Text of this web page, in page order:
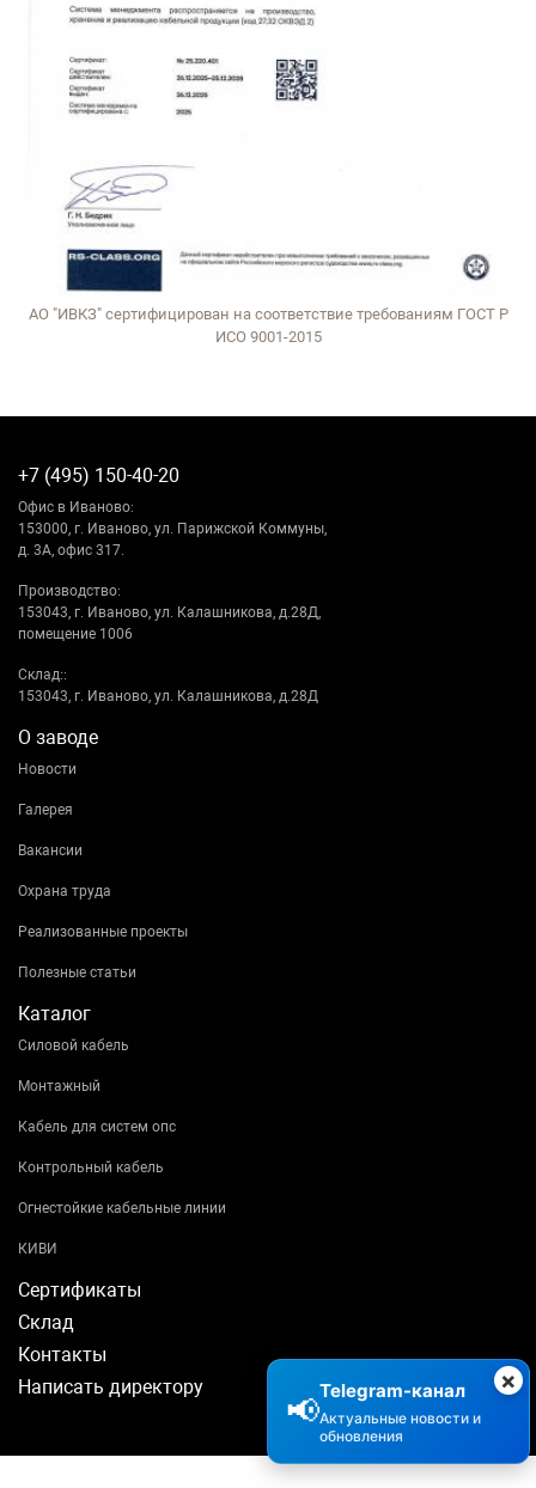
АО "ИВКЗ" сертифицирован на соответствие требованиям ГОСТ Р
ИСО 9001-2015
+7 (495) 150-40-20
Офис в Иваново:
153000, г. Иваново, ул. Парижской Коммуны,
д. 3А, офис 317.
Производство:
153043, г. Иваново, ул. Калашникова, д.28Д,
помещение 1006
Склад::
153043, г. Иваново, ул. Калашникова, д.28Д
О заводе
Новости
Галерея
Вакансии
Охрана труда
Реализованные проекты
Полезные статьи
Каталог
Силовой кабель
Монтажный
Кабель для систем опс
Контрольный кабель
Огнестойкие кабельные линии
КИВИ
Сертификаты
Склад
Контакты
Написать директору
×
📢
Telegram-канал
Актуальные новости и
обновления